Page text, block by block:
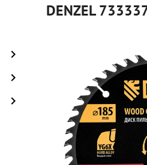
DENZEL